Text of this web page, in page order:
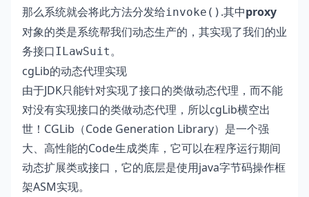
那么系统就会将此方法分发给invoke() .其中proxy
对象的类是系统帮我们动态生产的，其实现了我们的业
务接口ILawSuit。
cgLib的动态代理实现
由于JDK只能针对实现了接口的类做动态代理，而不能
对没有实现接口的类做动态代理，所以cgLib横空出
世！CGLib（Code Generation Library）是一个强
大、高性能的Code生成类库，它可以在程序运行期间
动态扩展类或接口，它的底层是使用java字节码操作框
架ASM实现。